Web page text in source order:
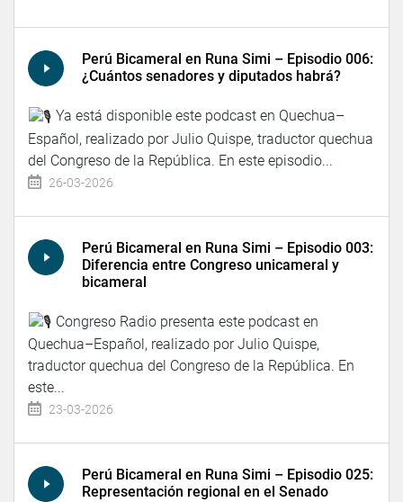
Perú Bicameral en Runa Simi – Episodio 006:
¿Cuántos senadores y diputados habrá?
Ya está disponible este podcast en Quechua–
Español, realizado por Julio Quispe, traductor quechua
del Congreso de la República. En este episodio...
26-03-2026
Perú Bicameral en Runa Simi – Episodio 003:
Diferencia entre Congreso unicameral y
bicameral
Congreso Radio presenta este podcast en
Quechua–Español, realizado por Julio Quispe,
traductor quechua del Congreso de la República. En
este...
23-03-2026
Perú Bicameral en Runa Simi – Episodio 025:
Representación regional en el Senado